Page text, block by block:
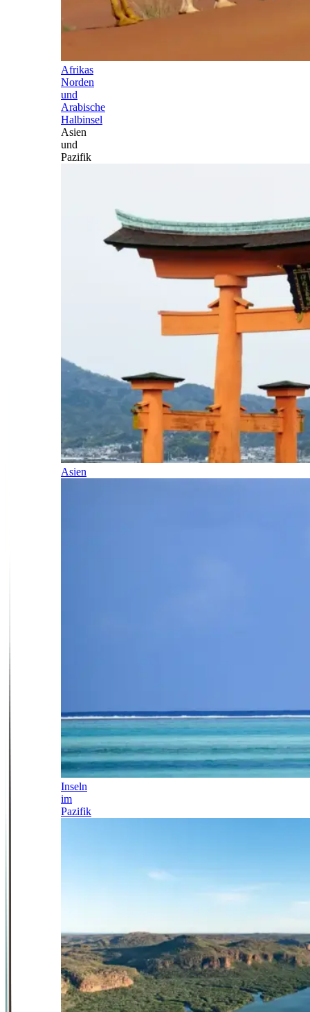
Afrikas
Norden
und
Arabische
Halbinsel
Asien
und
Pazifik
Asien
Inseln
im
Pazifik